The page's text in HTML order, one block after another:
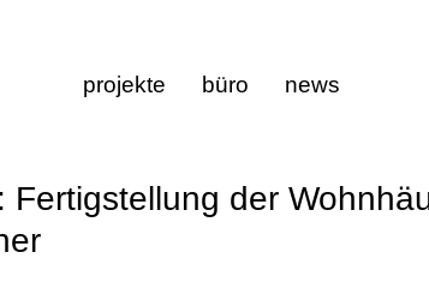
projekte büro news
Fertigstellung der